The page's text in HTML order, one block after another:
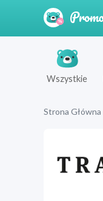
Wszystkie
Strona Główna